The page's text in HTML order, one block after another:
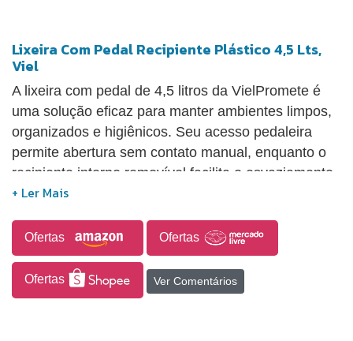
Lixeira Com Pedal Recipiente Plástico 4,5 Lts,
Viel
A lixeira com pedal de 4,5 litros da VielPromete é
uma solução eficaz para manter ambientes limpos,
organizados e higiênicos. Seu acesso pedaleira
permite abertura sem contato manual, enquanto o
recipiente interno removível facilita o esvaziamento
e a limpeza, assegurando máxima higiene e
flandres (aço estanhado), a lixeira é resistente a
deformações e impactos, combinando leveza com
durabilidade superior. Com um visual sofisticado na
cor preta e design retrô, ela se destaca como um
Ofertas Ofertas
Ofertas Ver Comentários